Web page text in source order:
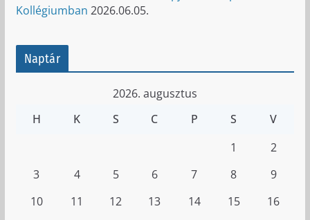
Kollégiumban 2026.06.05.
Naptár
2026. augusztus
H
K S C P S V
1
2
3
4 5 6 7 8
9
10
11 12 13 14 15
16